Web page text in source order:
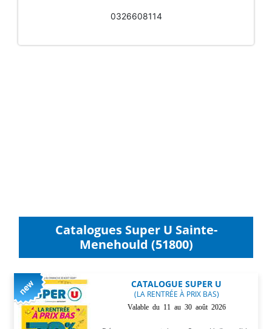
0326608114
Catalogues Super U Sainte-
Menehould (51800)
CATALOGUE SUPER U
(LA RENTRÉE À PRIX BAS)
Valable du 11 au 30 août 2026